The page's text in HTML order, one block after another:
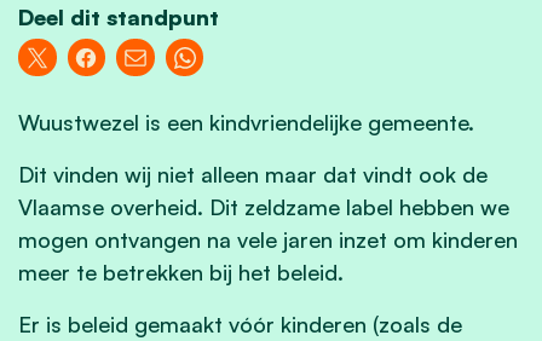
Deel dit standpunt
Wuustwezel is een kindvriendelijke gemeente.
Dit vinden wij niet alleen maar dat vindt ook de
Vlaamse overheid. Dit zeldzame label hebben we
mogen ontvangen na vele jaren inzet om kinderen
meer te betrekken bij het beleid.
Er is beleid gemaakt vóór kinderen (zoals de